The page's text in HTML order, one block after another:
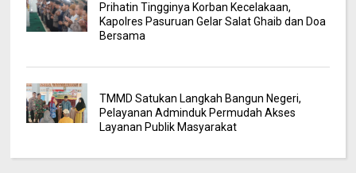
Prihatin Tingginya Korban Kecelakaan,
Kapolres Pasuruan Gelar Salat Ghaib dan Doa
Bersama
TMMD Satukan Langkah Bangun Negeri,
Pelayanan Adminduk Permudah Akses
Layanan Publik Masyarakat